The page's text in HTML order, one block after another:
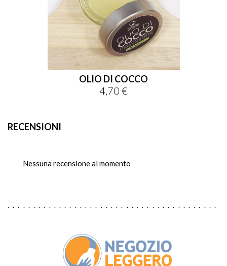
OLIO DI COCCO
Prezzo
4,70 €
RECENSIONI
Nessuna recensione al momento